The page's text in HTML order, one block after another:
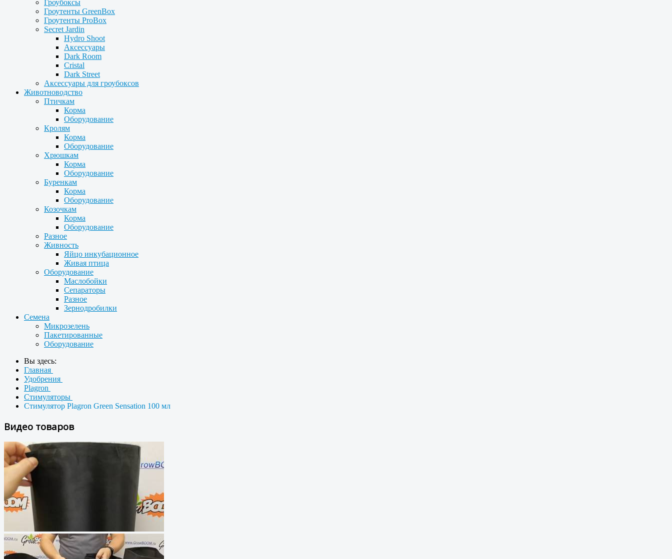
Гроубоксы
Гроутенты GreenBox
Гроутенты ProBox
Secret Jardin
Hydro Shoot
Аксессуары
Dark Room
Cristal
Dark Street
Аксессуары для гроубоксов
Животноводство
Птичкам
Корма
Оборудование
Кролям
Корма
Оборудование
Хрюшкам
Корма
Оборудование
Буренкам
Корма
Оборудование
Козочкам
Корма
Оборудование
Разное
Живность
Яйцо инкубационное
Живая птица
Оборудование
Маслобойки
Сепараторы
Разное
Зернодробилки
Семена
Микрозелень
Пакетированные
Оборудование
Вы здесь:
Главная
Удобрения
Plagron
Стимуляторы
Стимулятор Plagron Green Sensation 100 мл
Видео товаров